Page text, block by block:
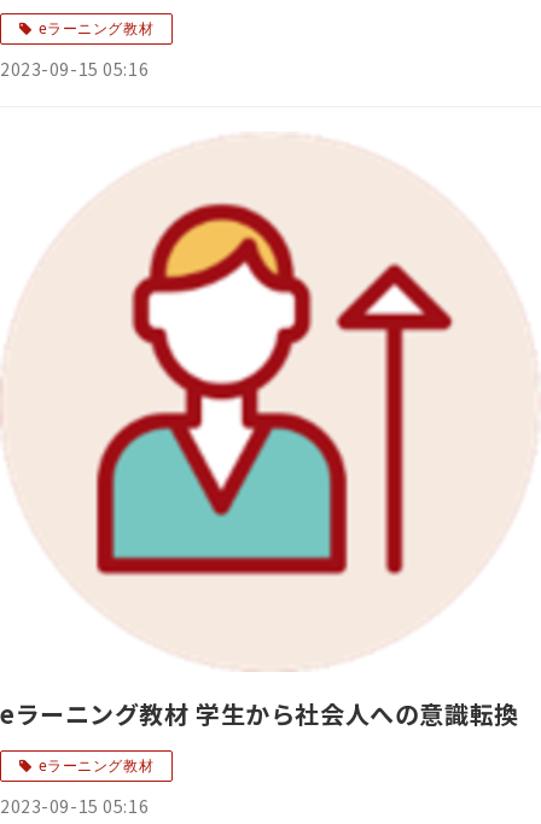
eラーニング教材
2023-09-15 05:16
eラーニング教材 学生から社会人への意識転換
eラーニング教材
2023-09-15 05:16